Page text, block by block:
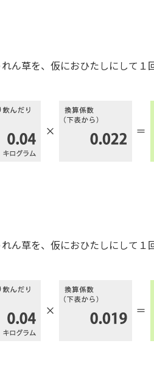
ん草を、仮におひたしにして
ん草を、仮におひたしにして